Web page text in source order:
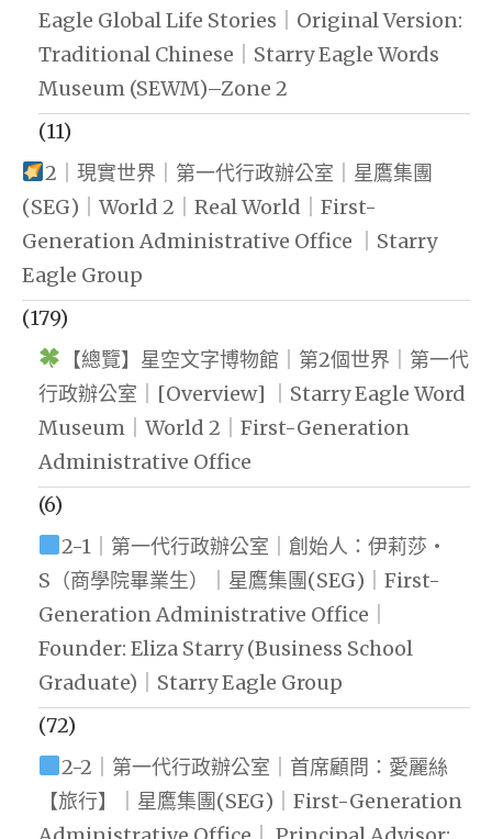
Eagle Global Life Stories｜Original Version:
Traditional Chinese｜Starry Eagle Words
Museum (SEWM)–Zone 2
(11)
2｜現實世界｜第一代行政辦公室｜星鷹集團
(SEG)｜World 2｜Real World｜First-
Generation Administrative Office ｜Starry
Eagle Group
(179)
【總覽】星空文字博物館｜第2個世界｜第一代
行政辦公室｜[Overview] ｜Starry Eagle Word
Museum｜World 2｜First-Generation
Administrative Office
(6)
2-1｜第一代行政辦公室｜創始人：伊莉莎・
S（商學院畢業生）｜星鷹集團(SEG)｜First-
Generation Administrative Office｜
Founder: Eliza Starry (Business School
Graduate)｜Starry Eagle Group
(72)
2-2｜第一代行政辦公室｜首席顧問：愛麗絲
【旅行】｜星鷹集團(SEG)｜First-Generation